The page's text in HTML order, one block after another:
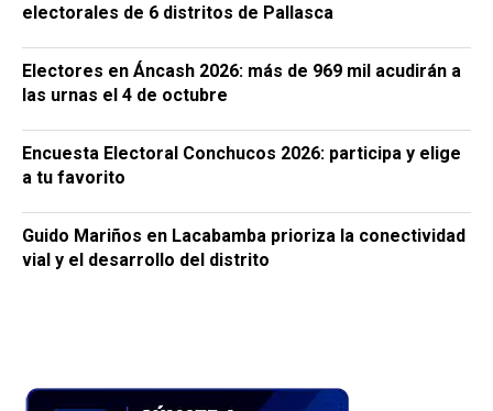
electorales de 6 distritos de Pallasca
Electores en Áncash 2026: más de 969 mil acudirán a
las urnas el 4 de octubre
Encuesta Electoral Conchucos 2026: participa y elige
a tu favorito
Guido Mariños en Lacabamba prioriza la conectividad
vial y el desarrollo del distrito